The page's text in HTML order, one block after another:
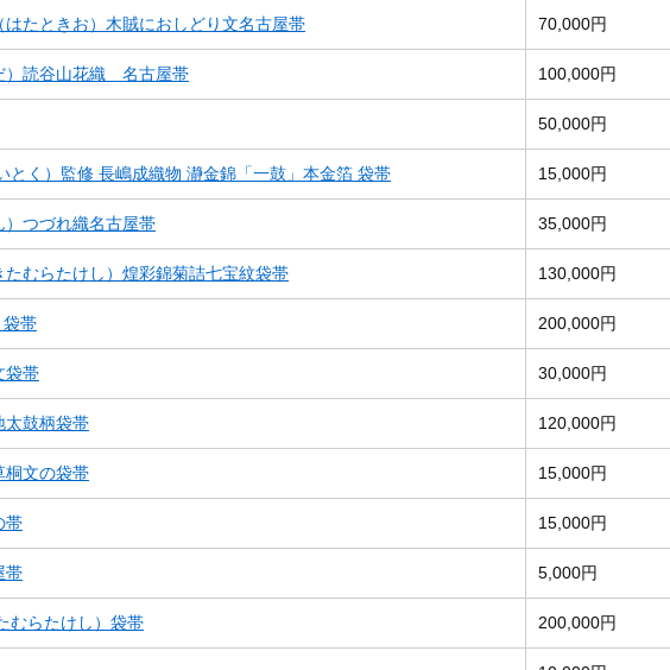
はたときお）木賊におしどり文名古屋帯 70,000円
）読谷山花織 名古屋帯 100,000円
50,000円
とく）監修 長嶋成織物 瀞金錦「一鼓」本金箔 袋帯 15,000円
つづれ織名古屋帯 35,000円
たむらたけし）煌彩錦菊詰七宝紋袋帯 130,000円
袋帯 200,000円
袋帯 30,000円
太鼓柄袋帯 120,000円
桐文の袋帯 15,000円
帯 15,000円
帯 5,000円
むらたけし）袋帯 200,000円